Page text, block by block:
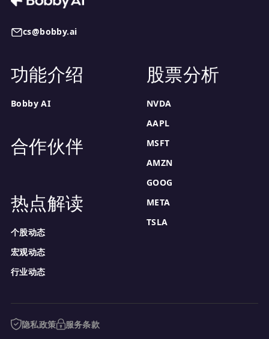
cs@bobby.ai
功能介绍
Bobby AI
合作伙伴
热点解读
个股动态
宏观动态
行业动态
股票分析
NVDA
AAPL
MSFT
AMZN
GOOG
META
TSLA
隐私政策 服务条款